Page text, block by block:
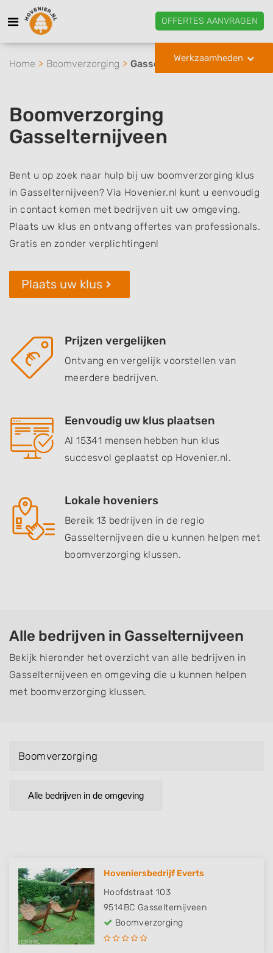
OFFERTES AANVRAGEN
Werkzaamheden
Home Boomverzorging Gasselternijveen
Boomverzorging
Gasselternijveen
Bent u op zoek naar hulp bij uw boomverzorging klus
in Gasselternijveen? Via Hovenier.nl kunt u eenvoudig
in contact komen met bedrijven uit uw omgeving.
Plaats uw klus en ontvang offertes van professionals.
Gratis en zonder verplichtingen!
Plaats uw klus
Prijzen vergelijken
Ontvang en vergelijk voorstellen van
meerdere bedrijven.
Eenvoudig uw klus plaatsen
Al 15341 mensen hebben hun klus
succesvol geplaatst op Hovenier.nl.
Lokale hoveniers
Bereik 13 bedrijven in de regio
Gasselternijveen die u kunnen helpen met
boomverzorging klussen.
Alle bedrijven in Gasselternijveen
Bekijk hieronder het overzicht van alle bedrijven in
Gasselternijveen en omgeving die u kunnen helpen
met boomverzorging klussen.
Boomverzorging
Alle bedrijven in de omgeving
Hoveniersbedrijf Everts
Hoofdstraat 103
9514BC Gasselternijveen
Boomverzorging